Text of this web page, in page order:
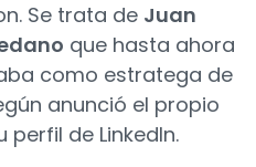
Se trata de Juan
que hasta ahora
como estratega de
anunció el propio
perfil de LinkedIn.